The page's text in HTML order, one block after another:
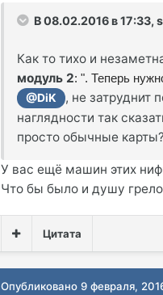
В 08.02.2016 в 17:33,
Как то тихо и
модуль 2: ". Теперь
@DiK
, не затруднит
наглядности так
просто обычные карты?
У вас ещё машин этих
Что бы было и душу
Цитата
Опубликовано9 февраля,